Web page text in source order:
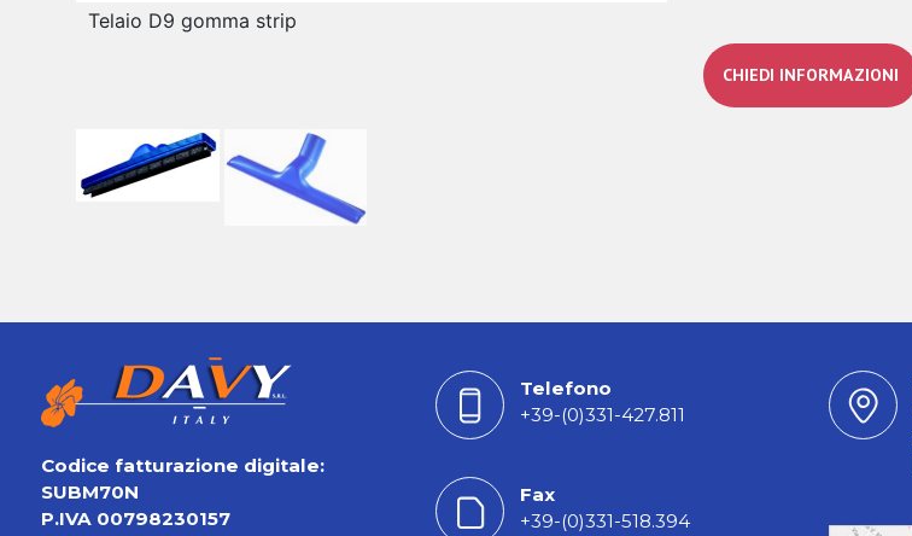
Telaio D9 gomma strip
CHIEDI INFORMAZIONI
Codice fatturazione digitale:
SUBM70N
P.IVA 00798230157
Telefono
+39-(0)331-427.811
Fax
+39-(0)331-518.394